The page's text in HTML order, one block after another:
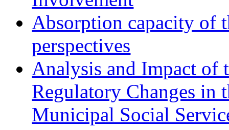
Absorption capacity of
perspectives
Analysis and Impact of
Regulatory Changes in
Municipal Social